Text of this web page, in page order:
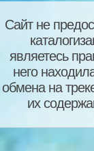
Сайт не
являетесь
него
обмена на
их